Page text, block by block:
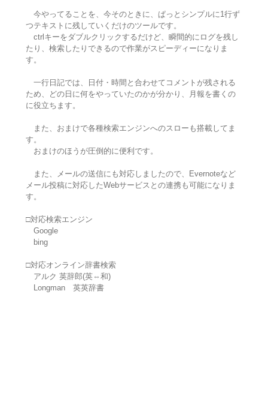
今やってることを、今そのときに、ぱっとシンプルに1行ず
つテキストに残していくだけのツールです。
ctrlキーをダブルクリックするだけど、瞬間的にログを残し
たり、検索したりできるので作業がスピーディーになりま
す。
一行日記では、日付・時間と合わせてコメントが残される
ため、どの日に何をやっていたのかが分かり、月報を書くの
に役立ちます。
また、おまけで各種検索エンジンへのスローも搭載してま
す。
おまけのほうが圧倒的に便利です。
また、メールの送信にも対応しましたので、Evernoteなど
メール投稿に対応したWebサービスとの連携も可能になりま
す。
□対応検索エンジン
Google
bing
□対応オンライン辞書検索
アルク 英辞郎(英⇔和)
Longman 英英辞書